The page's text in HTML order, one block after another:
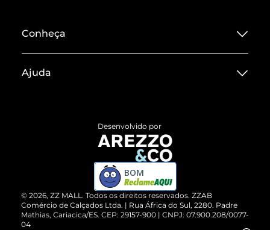
Conheça
Termos de Uso
ZZ MALL é confiável
Cartão Presente
Vendas Corporativas
Ajuda
Devolução do Produto
Compre pelo WhatsApp
© 2026, ZZ MALL. Todos os direitos reservados. ZZAB
Comércio de Calçados Ltda. | Rua África do Sul, 2280. Padre
Mathias, Cariacica/ES. CEP: 29157-900 | CNPJ: 07.900.208/0077-
04
Desenvolvido por
BOM